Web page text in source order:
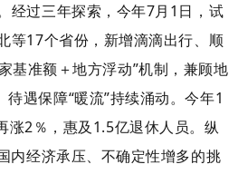
经过三年探索，今年7月1日，试
等17个省份，新增滴滴出行、顺
基准额＋地方浮动”机制，兼顾地
待遇保障“暖流”持续涌动。今年1
涨2％，惠及1.5亿退休人员。纵
内经济承压、不确定性增多的挑